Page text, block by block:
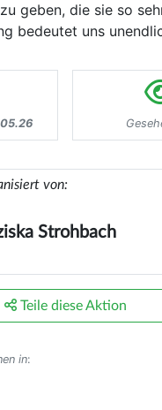
geben, die sie so
bedeutet uns
von:
Strohbach
Teile diese Aktion
in: